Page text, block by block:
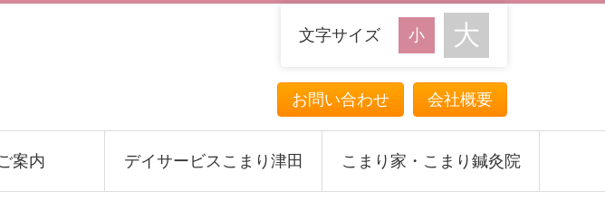
お問い合わせ 会社概要
文字サイズ
案内 デイサービスこまり津田 こまり家・こまり鍼灸院